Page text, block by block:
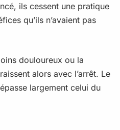
ils cessent une pratique
qu’ils n’avaient pas
douloureux ou la
alors avec l’arrêt. Le
largement celui du